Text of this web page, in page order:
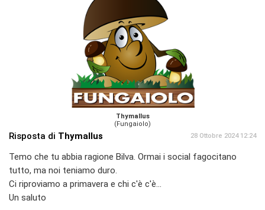
Thymallus
(Fungaiolo)
Risposta di Thymallus 28 Ottobre 2024 12:24
Temo che tu abbia ragione Bilva. Ormai i social fagocitano
tutto, ma noi teniamo duro.
Ci riproviamo a primavera e chi c'è c'è...
Un saluto